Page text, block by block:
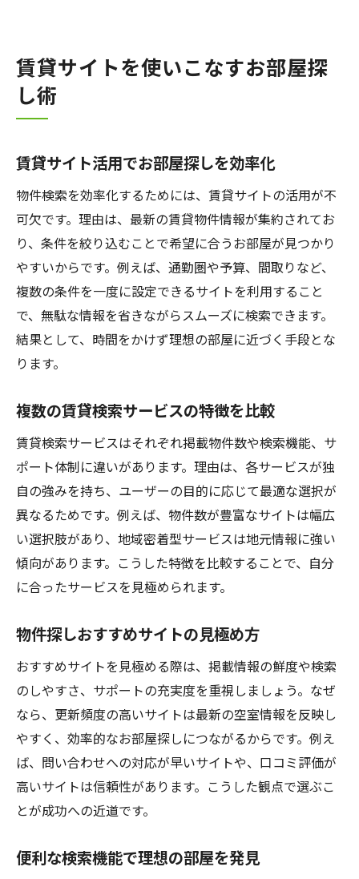
賃貸サイトを使いこなすお部屋探
し術
賃貸サイト活用でお部屋探しを効率化
物件検索を効率化するためには、賃貸サイトの活用が不
可欠です。理由は、最新の賃貸物件情報が集約されてお
り、条件を絞り込むことで希望に合うお部屋が見つかり
やすいからです。例えば、通勤圏や予算、間取りなど、
複数の条件を一度に設定できるサイトを利用すること
で、無駄な情報を省きながらスムーズに検索できます。
結果として、時間をかけず理想の部屋に近づく手段とな
ります。
複数の賃貸検索サービスの特徴を比較
賃貸検索サービスはそれぞれ掲載物件数や検索機能、サ
ポート体制に違いがあります。理由は、各サービスが独
自の強みを持ち、ユーザーの目的に応じて最適な選択が
異なるためです。例えば、物件数が豊富なサイトは幅広
い選択肢があり、地域密着型サービスは地元情報に強い
傾向があります。こうした特徴を比較することで、自分
に合ったサービスを見極められます。
物件探しおすすめサイトの見極め方
おすすめサイトを見極める際は、掲載情報の鮮度や検索
のしやすさ、サポートの充実度を重視しましょう。なぜ
なら、更新頻度の高いサイトは最新の空室情報を反映し
やすく、効率的なお部屋探しにつながるからです。例え
ば、問い合わせへの対応が早いサイトや、口コミ評価が
高いサイトは信頼性があります。こうした観点で選ぶこ
とが成功への近道です。
便利な検索機能で理想の部屋を発見